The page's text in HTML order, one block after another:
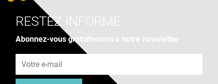
RESTEZ INFORMÉ
Abonnez-vous gratuitement à notre newsletter